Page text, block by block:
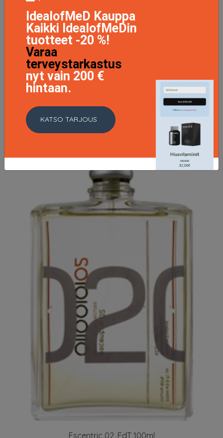
100.95 EUR110.96 EUR
Escentric 02, EdT 100ml
IdealofMeD Kauppa
Kaikki IdealofMeDin
tuotteet -20 %!
Varaa
terveystarkastus
nyt vain 200 €
hintaan.
KATSO TARJOUS